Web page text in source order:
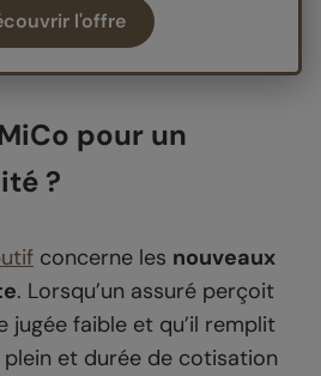
l'offre
pour un
?
concerne les nouveaux
. Lorsqu’un assuré perçoit
jugée faible et qu’il remplit
et durée de cotisation